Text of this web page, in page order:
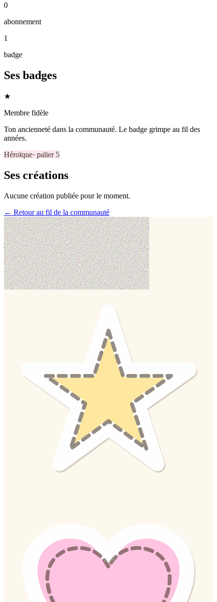
0
abonnement
1
badge
Ses badges
★
Membre fidèle
Ton ancienneté dans la communauté. Le badge grimpe au fil des
années.
Héroïque· palier 5
Ses créations
Aucune création publiée pour le moment.
← Retour au fil de la communauté